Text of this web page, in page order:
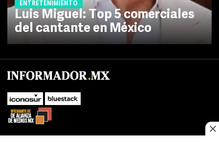
ENTRETENIMIENTO
Luis Miguel: Top 5 comerciales
del cantante en México